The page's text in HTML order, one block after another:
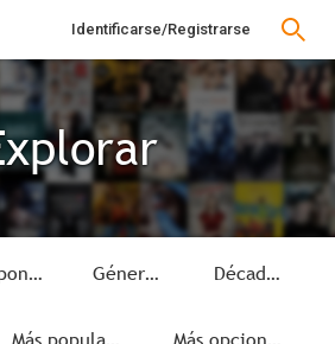
Identificarse/Registrarse
Disponible Género Década